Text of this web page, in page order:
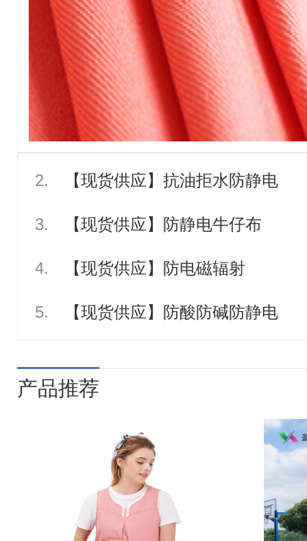
2. 【现货供应】抗油拒水防静电
3. 【现货供应】防静电牛仔布
4. 【现货供应】防电磁辐射
5. 【现货供应】防酸防碱防静电
产品推荐